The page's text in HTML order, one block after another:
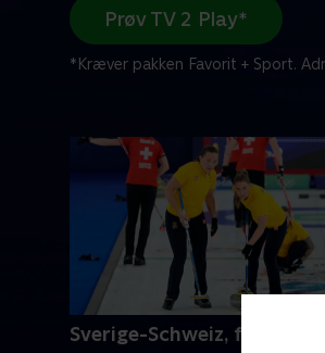
Prøv TV 2 Play*
*Kræver pakken Favorit + Sport.
Sverige-Schweiz, finale (k)